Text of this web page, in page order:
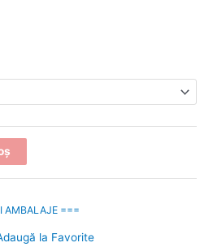
AMBALAJE ===
la Favorite